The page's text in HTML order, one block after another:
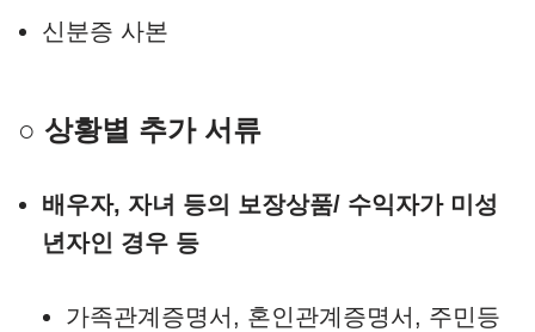
신분증 사본
○ 상황별 추가 서류
배우자, 자녀 등의 보장상품/ 수익자가 미성
년자인 경우 등
가족관계증명서, 혼인관계증명서, 주민등